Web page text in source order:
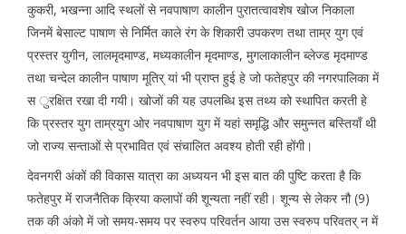
कुकरी, भखन्ना आदि स्थलों से नवपाषाण कालीन पुरातत्वावशेष खोज निकाला
जिनमें बेसाल्ट पाषाण से निर्मित काले रंग के शिकारी उपकरण तथा ताम्र युग एवं
प्रस्तर युगीन, लालमृदमाण्ड, मध्यकालीन मृदमाण्ड, मुगलाकालीन ब्लेज्ड मृदमाण्ड
तथा चन्देल कालीन पाषाण मूतिर् यां भी प्राप्त हुई हे जो फतेहपुर की नगरपालिका में
स ुरक्षित रखा दी गयी। खोजों की यह उपलब्धि इस तथ्य को स्थापित करती हे
कि प्रस्तर युग ताम्रयुग ओर नवपाषाण युग में यहां समृद्धि और समुन्नत बस्तियाँ थी
जो राज्य सन्ताओं से प्रभावित एवं संचालित अवश्य होती रही होंगी।
देवनगरी अंकों की विकास यात्रा का अध्ययन भी इस बात की पुष्टि करता है कि
फतेहपुर में राजनैतिक क्रिया कलापों की शून्यता नहीं रही। शून्य से लेकर नौ (9)
तक की अंको में जो समय-समय पर स्वरुप परिवर्तन आया उस स्वरुप परिवतर् न में